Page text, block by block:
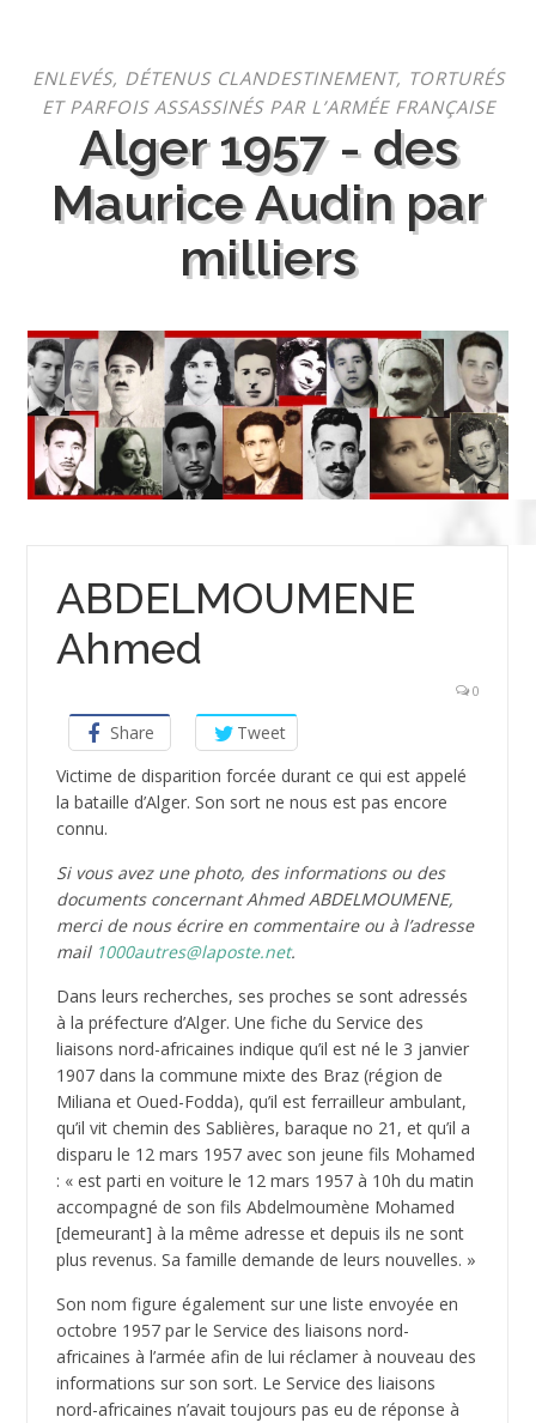
contenu
ENLEVÉS, DÉTENUS CLANDESTINEMENT, TORTURÉS
ET PARFOIS ASSASSINÉS PAR L’ARMÉE FRANÇAISE
Alger 1957 - des
Maurice Audin par
milliers
ABDELMOUMENE
Ahmed
0
Share
Tweet
Victime de disparition forcée durant ce qui est appelé
la bataille d’Alger. Son sort ne nous est pas encore
connu.
Si vous avez une photo, des informations ou des
documents concernant Ahmed ABDELMOUMENE,
merci de nous écrire en commentaire ou à l’adresse
mail 1000autres@laposte.net.
Dans leurs recherches, ses proches se sont adressés
à la préfecture d’Alger. Une fiche du Service des
liaisons nord-africaines indique qu’il est né le 3 janvier
1907 dans la commune mixte des Braz (région de
Miliana et Oued-Fodda), qu’il est ferrailleur ambulant,
qu’il vit chemin des Sablières, baraque no 21, et qu’il a
disparu le 12 mars 1957 avec son jeune fils Mohamed
: « est parti en voiture le 12 mars 1957 à 10h du matin
accompagné de son fils Abdelmoumène Mohamed
[demeurant] à la même adresse et depuis ils ne sont
plus revenus. Sa famille demande de leurs nouvelles. »
Son nom figure également sur une liste envoyée en
octobre 1957 par le Service des liaisons nord-
africaines à l’armée afin de lui réclamer à nouveau des
informations sur son sort. Le Service des liaisons
nord-africaines n’avait toujours pas eu de réponse à